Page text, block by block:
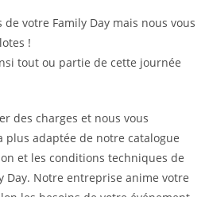
votre Family Day mais nous vous
!
tout ou partie de cette journée
des charges et nous vous
plus adaptée de notre catalogue
et les conditions techniques de
Day. Notre entreprise anime votre